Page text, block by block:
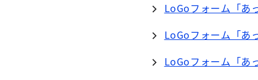
LoGoフォーム「あ
LoGoフォーム「あ
LoGoフォーム「あ